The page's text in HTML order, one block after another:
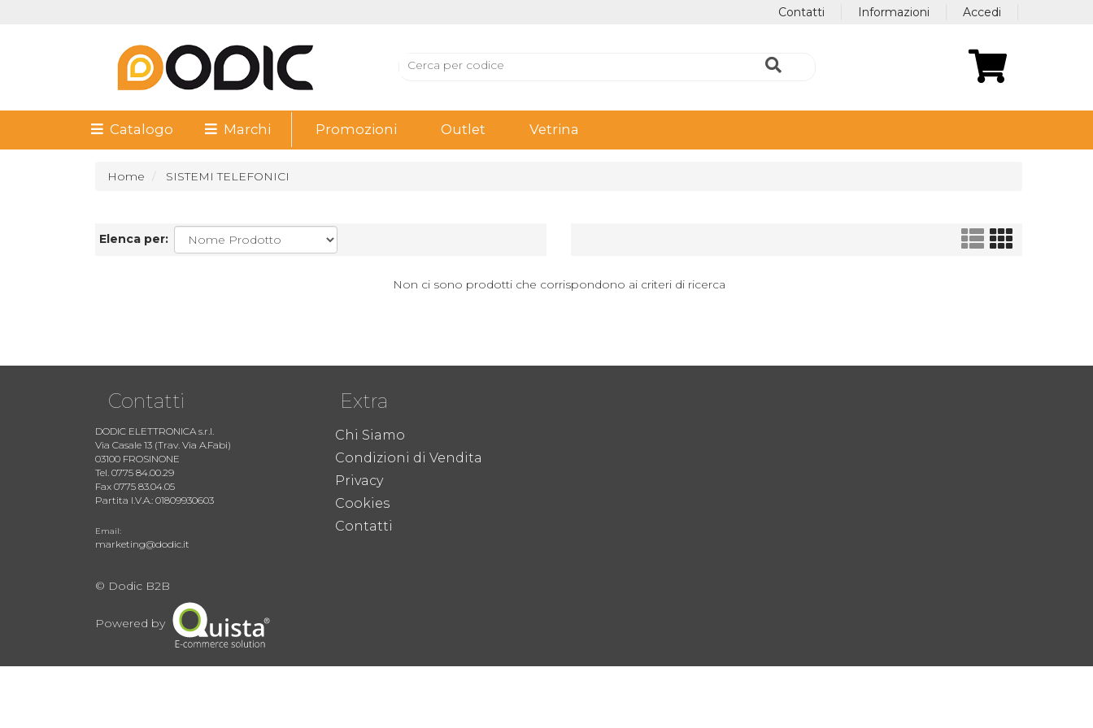
Accedi
Informazioni
Contatti
Catalogo Marchi Promozioni Outlet Vetrina
Home SISTEMI TELEFONICI
Elenca per:
Non ci sono prodotti che corrispondono ai criteri di ricerca
Contatti
DODIC ELETTRONICA s.r.l.
Via Casale 13 (Trav. Via A.Fabi)
03100 FROSINONE
Tel. 0775 84.00.29
Fax 0775 83.04.05
Partita I.V.A.: 01809930603
Email:
marketing@dodic.it
Extra
Chi Siamo
Condizioni di Vendita
Privacy
Cookies
Contatti
© Dodic B2B
Powered by